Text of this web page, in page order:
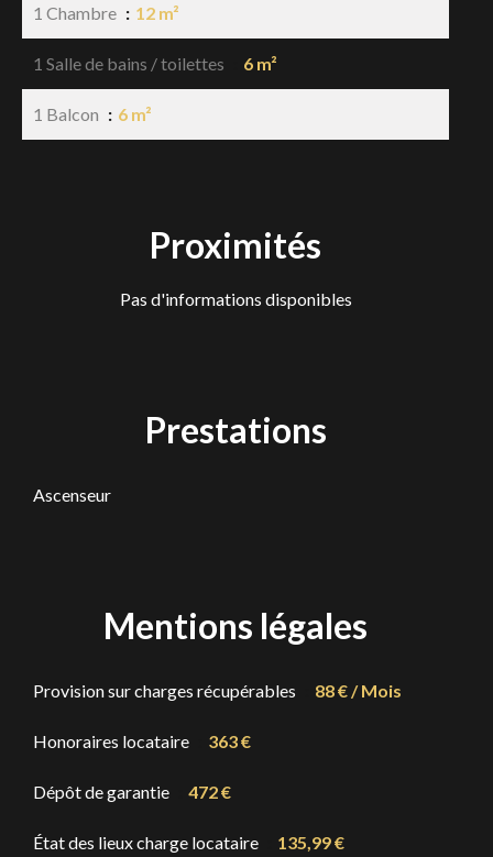
1 Chambre 12 m²
1 Salle de bains / toilettes 6 m²
1 Balcon 6 m²
Proximités
Pas d'informations disponibles
Prestations
Ascenseur
Mentions légales
Provision sur charges récupérables 88 € / Mois
Honoraires locataire 363 €
Dépôt de garantie 472 €
État des lieux charge locataire 135,99 €